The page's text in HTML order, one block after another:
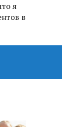
я
в